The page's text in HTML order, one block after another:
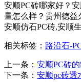
安顺PC砖哪家好？
量怎么样？贵州德益
安顺仿石PC砖,安顺
相关标签： 路沿石-
上一条： 安顺PC砖
下一条： 安顺pc砖透